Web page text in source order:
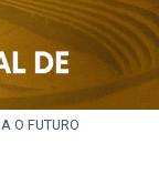
O FUTURO